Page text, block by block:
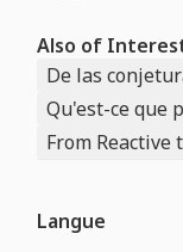
Also of
De las
Qu'est-ce que
From Reactive
Langue